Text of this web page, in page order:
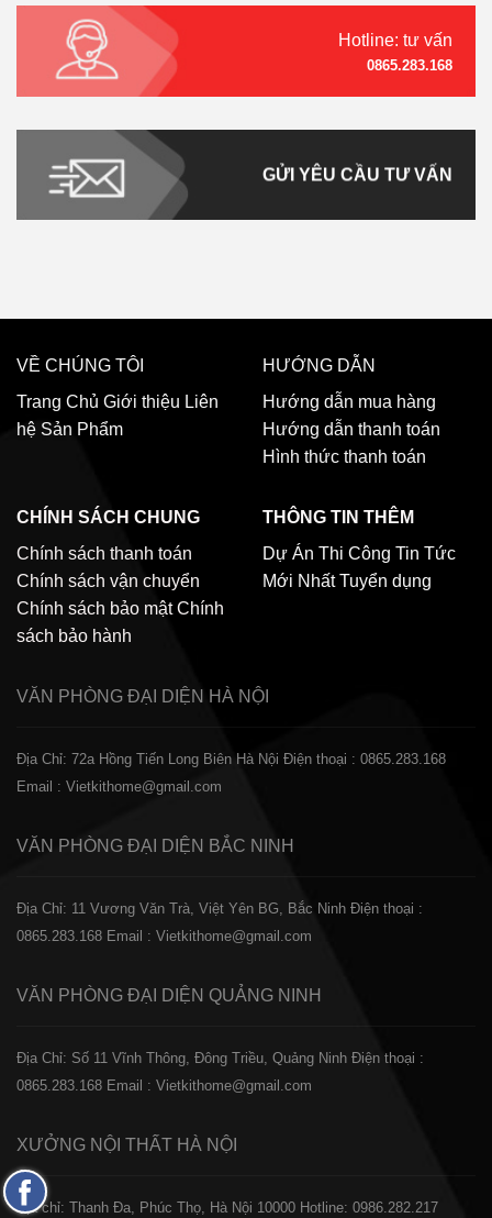
Hotline: tư vấn
0865.283.168
GỬI YÊU CẦU TƯ VẤN
VỀ CHÚNG TÔI
Trang Chủ Giới thiệu Liên
hệ Sản Phẩm
HƯỚNG DẪN
Hướng dẫn mua hàng
Hướng dẫn thanh toán
Hình thức thanh toán
CHÍNH SÁCH CHUNG
Chính sách thanh toán
Chính sách vận chuyển
Chính sách bảo mật Chính
sách bảo hành
THÔNG TIN THÊM
Dự Án Thi Công Tin Tức
Mới Nhất Tuyển dụng
VĂN PHÒNG ĐẠI DIỆN HÀ NỘI
Địa Chỉ: 72a Hồng Tiến Long Biên Hà Nội Điện thoại : 0865.283.168
Email : Vietkithome@gmail.com
VĂN PHÒNG ĐẠI DIỆN BẮC NINH
Địa Chỉ: 11 Vương Văn Trà, Việt Yên BG, Bắc Ninh Điện thoại :
0865.283.168 Email : Vietkithome@gmail.com
VĂN PHÒNG ĐẠI DIỆN QUẢNG NINH
Địa Chỉ: Số 11 Vĩnh Thông, Đông Triều, Quảng Ninh Điện thoại :
0865.283.168 Email : Vietkithome@gmail.com
XƯỞNG NỘI THẤT HÀ NỘI
️Địa chỉ: Thanh Đa, Phúc Thọ, Hà Nội 10000 Hotline: 0986.282.217
Fanpage